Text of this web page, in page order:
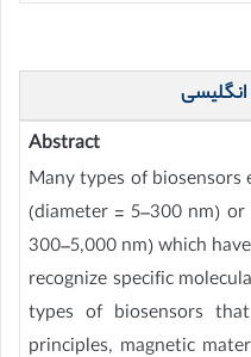
انگلیسی
Abstract
Many types of
(diameter = 5–300 nm)
300–5,000 nm) which
recognize specific
types of biosensors
principles, magnetic